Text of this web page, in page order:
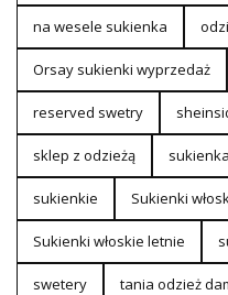
na wesele sukienka
Orsay sukienki wyprzedaż
reserved swetry
sklep z odzieżą
sukienkie Sukienki
Sukienki włoskie letnie
swetery tania odzież